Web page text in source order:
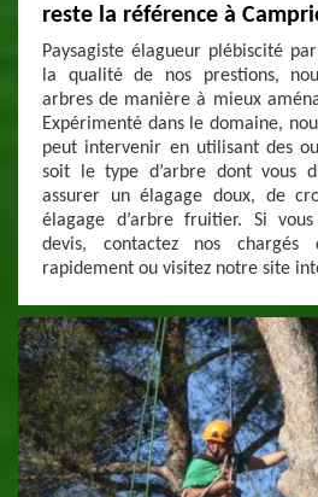
reste la référence à
Paysagiste élagueur plébiscité
la qualité de nos prestions,
arbres de manière à mieux
Expérimenté dans le domaine,
peut intervenir en utilisant des
soit le type d’arbre dont vous
assurer un élagage doux, de
élagage d’arbre fruitier. Si
devis, contactez nos
rapidement ou visitez notre site